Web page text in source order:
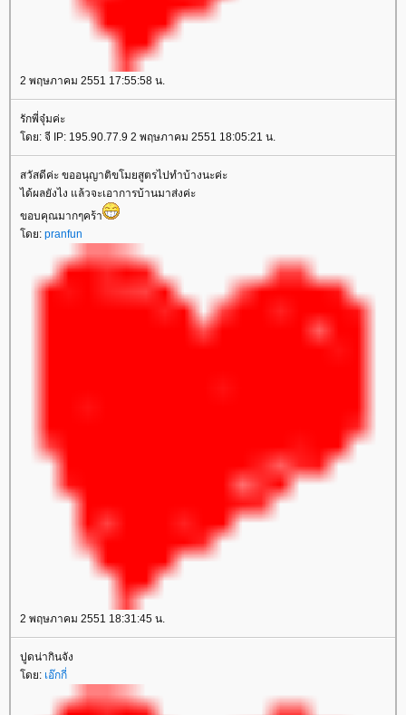
2 พฤษภาคม 2551 17:55:58 น.
รักพี่จุ๋มค่ะ
โดย: จี IP: 195.90.77.9 2 พฤษภาคม 2551 18:05:21 น.
สวัสดีค่ะ ขออนุญาติขโมยสูตรไปทำบ้างนะค่ะ
ได้ผลยังไง แล้วจะเอาการบ้านมาส่งค่ะ
ขอบคุณมากๆคร้า
โดย: pranfun
2 พฤษภาคม 2551 18:31:45 น.
ปูดน่ากินจัง
โดย: เอ๊กกี่